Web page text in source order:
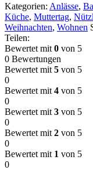
Kategorien: Anlässe,
Küche, Muttertag,
Weihnachten, Wohnen
Teilen:
Bewertet mit 0 von 5
0 Bewertungen
Bewertet mit 5 von 5
0
Bewertet mit 4 von 5
0
Bewertet mit 3 von 5
0
Bewertet mit 2 von 5
0
Bewertet mit 1 von 5
0